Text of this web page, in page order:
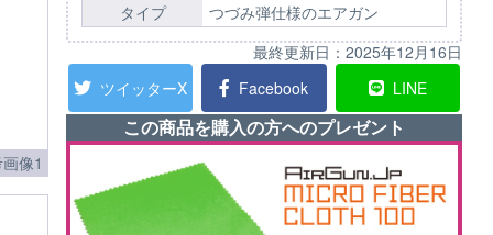
タイプ
つづみ弾仕様のエアガン
最終更新日： 2025年12月16日
ツイッターX
Facebook LINE
この商品を購入の方へのプレゼント
像1